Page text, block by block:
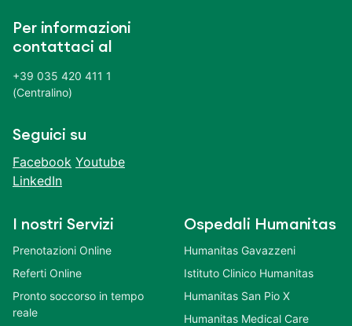
Per informazioni
contattaci al
+39 035 420 411 1
(Centralino)
Seguici su
Facebook Youtube
LinkedIn
I nostri Servizi
Prenotazioni Online
Referti Online
Pronto soccorso in tempo
reale
Ospedali Humanitas
Humanitas Gavazzeni
Istituto Clinico Humanitas
Humanitas San Pio X
Humanitas Medical Care